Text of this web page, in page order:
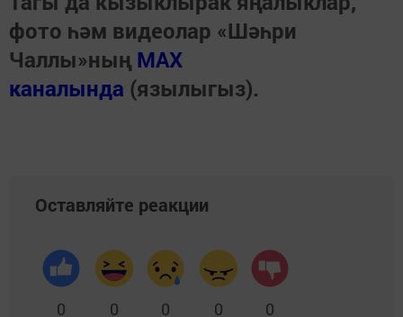
фото һәм видеолар «Шәһри
Чаллы»ның MAX
каналында (язылыгыз).
Оставляйте реакции
0 0 0 0 0